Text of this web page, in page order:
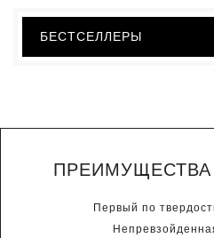
БЕСТСЕЛЛЕРЫ
Первый по